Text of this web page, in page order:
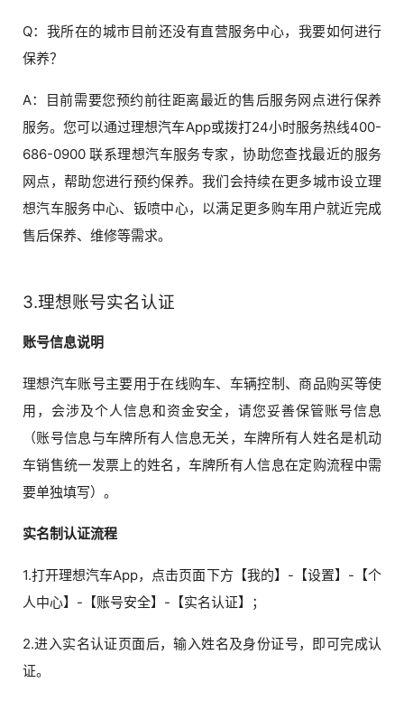
Q：我所在的城市目前还没有直营服务中心，我要如何进行
保养？
A：目前需要您预约前往距离最近的售后服务网点进行保养
服务。您可以通过理想汽车App或拨打24小时服务热线400-
686-0900 联系理想汽车服务专家，协助您查找最近的服务
网点，帮助您进行预约保养。我们会持续在更多城市设立理
想汽车服务中心、钣喷中心，以满足更多购车用户就近完成
售后保养、维修等需求。
3.理想账号实名认证
账号信息说明
理想汽车账号主要用于在线购车、车辆控制、商品购买等使
用，会涉及个人信息和资金安全，请您妥善保管账号信息
（账号信息与车牌所有人信息无关，车牌所有人姓名是机动
车销售统一发票上的姓名，车牌所有人信息在定购流程中需
要单独填写）。
实名制认证流程
1.打开理想汽车App，点击页面下方【我的】-【设置】-【个
人中心】-【账号安全】-【实名认证】；
2.进入实名认证页面后，输入姓名及身份证号，即可完成认
证。